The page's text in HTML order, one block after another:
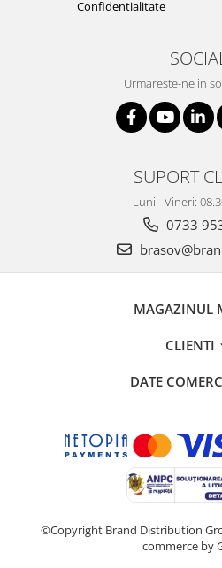
Baterii externe - Powerbanks
Accesorii localizare (FindMy)
Cartuse, tonere, consumabile PC
Standuri PC si suporturi
Suporturi si huse telefoane &
Periferice PC si accesorii
Tehnica si mobilier pentru birou
Ghilotine și Trimmere
Calculatoare de birou
Distrugatoare documente
Cosuri de gunoi pentru birou
Scaune, birouri si produse
Confidentialitate
SOCIAL
Urmareste-ne in
SUPORT
Luni - Vineri:
0733
MAGAZINUL
CLIENTI
DATE
©Copyright Brand Distribution
commerce by